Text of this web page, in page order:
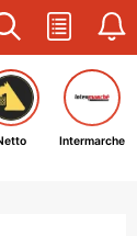
Intermarche